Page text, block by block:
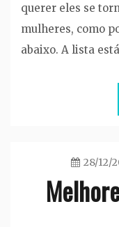
querer eles se
mulheres, como
abaixo. A lista
28/12/